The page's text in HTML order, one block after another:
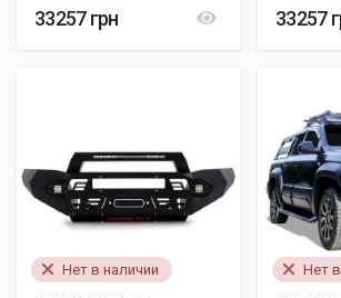
33257 грн 33257
Нет в наличии Нет